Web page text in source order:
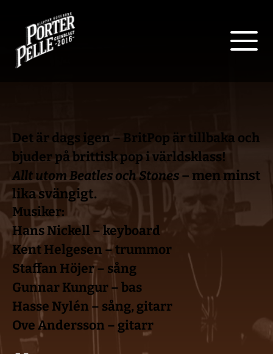
Det är dags igen – BritPop är tillbaka och
bjuder på brittisk pop i världsklass!
Allt utom Beatles och Stones – men minst
lika svängigt.
Musiker:
Hans Nickell – keyboard
Kent Helgesen – trummor
Staffan Höjer – sång
Gunnar Kungur – bas
Hasse Nylén – sång, gitarr
Ove Andersson – gitarr